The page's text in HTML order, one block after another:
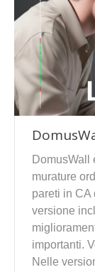
DomusWall
murature
pareti in CA
versione
importanti.
Nelle